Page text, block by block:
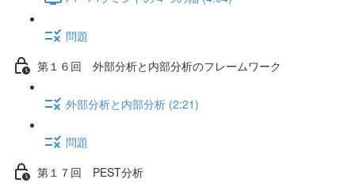
問題
第１６回 外部分析と内部分析のフレームワーク
外部分析と内部分析 (2:21)
問題
第１７回 PEST分析